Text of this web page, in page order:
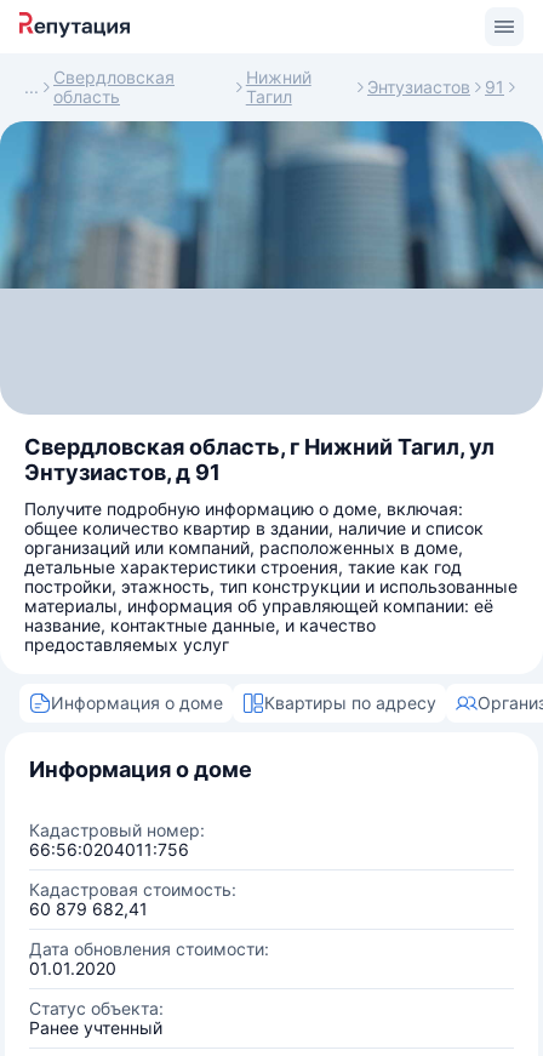
Свердловская
область
Нижний
Тагил
Энтузиастов 91
Свердловская область, г Нижний Тагил, ул
Энтузиастов, д 91
Получите подробную информацию о доме, включая:
общее количество квартир в здании, наличие и список
организаций или компаний, расположенных в доме,
детальные характеристики строения, такие как год
постройки, этажность, тип конструкции и использованные
материалы, информация об управляющей компании: её
название, контактные данные, и качество
предоставляемых услуг
Информация о доме Квартиры по адресу
Информация о доме
Кадастровый номер:
66:56:0204011:756
Кадастровая стоимость:
60 879 682,41
Дата обновления стоимости:
01.01.2020
Статус объекта:
Ранее учтенный